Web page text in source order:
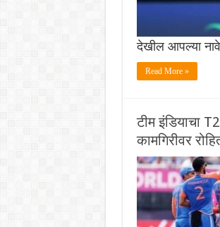
देखील आपल्या
Read More »
टीम इंडियाचा
कामगिरीवर